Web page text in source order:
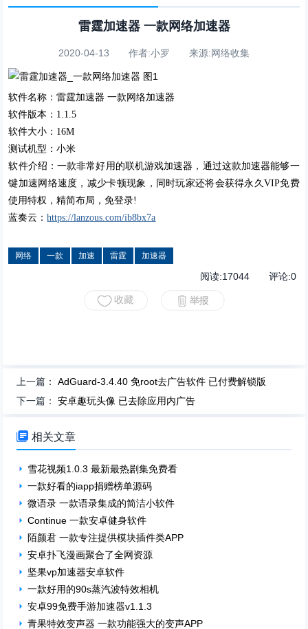
雷霆加速器 一款网络加速器
2020-04-13 作者:小罗 来源:网络收集
软件名称：雷霆加速器 一款网络加速器
软件版本：1.1.5
软件大小：16M
测试机型：小米
软件介绍：一款非常好用的联机游戏加速器，通过这款加速器能够一
键加速网络速度，减少卡顿现象，同时玩家还将会获得永久VIP免费
使用特权，精简布局，免登录!
蓝奏云：https://lanzous.com/ib8bx7a
网络 一款 加速 雷霆 加速器
阅读:17044评论:0
上一篇：AdGuard-3.4.40 免root去广告软件 已付费解锁版
下一篇：安卓趣玩头像 已去除应用内广告
 相关文章
雪花视频1.0.3 最新最热剧集免费看
一款好看的iapp捐赠榜单源码
微语录 一款语录集成的简洁小软件
Continue 一款安卓健身软件
陌颜君 一款专注提供模块插件类APP
安卓扑飞漫画聚合了全网资源
坚果vp加速器安卓软件
一款好用的90s蒸汽波特效相机
安卓99免费手游加速器v1.1.3
青果特效变声器 一款功能强大的变声APP